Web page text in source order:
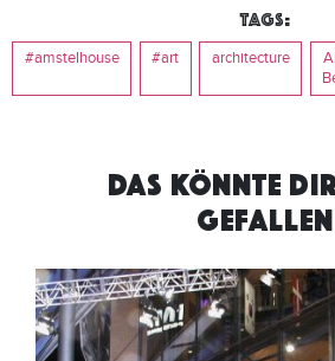
Tags:
#amstelhouse #art architecture
DAS KÖNNTE
GEFALLEN